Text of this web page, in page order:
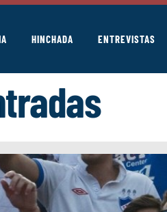
HINCHADA ENTREVISTAS